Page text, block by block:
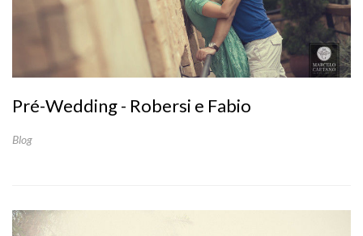
Pré-Wedding - Robersi e Fabio
Blog